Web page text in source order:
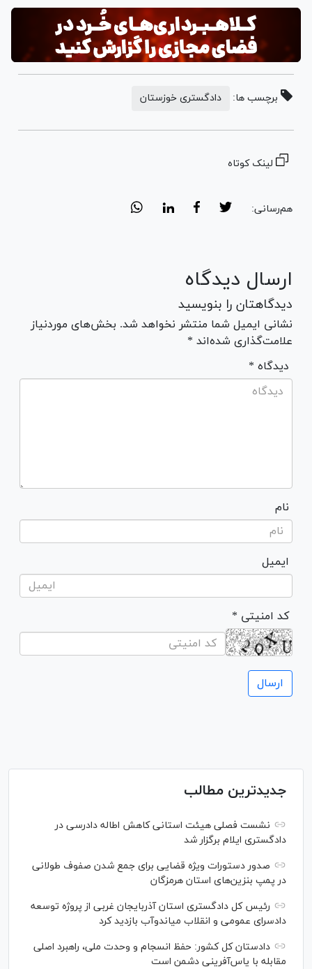
برچسب ها: دادگستری خوزستان
لینک کوتاه
هم‌رسانی:
ارسال دیدگاه
دیدگاهتان را بنویسید
نشانی ایمیل شما منتشر نخواهد شد. بخش‌های موردنیاز
علامت‌گذاری شده‌اند *
* دیدگاه
نام
ایمیل
* کد امنیتی
جدیدترین مطالب
نشست فصلی هیئت استانی کاهش اطاله دادرسی در
دادگستری ایلام برگزار شد
صدور دستورات ویژه قضایی برای جمع شدن صفوف طولانی
در پمپ بنزین‌های استان هرمزگان
رئیس کل دادگستری استان آذربایجان غربی از پروژه توسعه
دادسرای عمومی و انقلاب میاندوآب بازدید کرد
دادستان کل کشور: حفظ انسجام و وحدت ملی، راهبرد اصلی
مقابله با یاس‌آفرینی دشمن است